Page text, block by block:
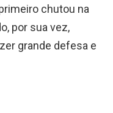
chutou na
por sua vez,
grande defesa e